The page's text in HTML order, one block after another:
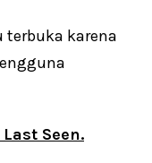
terbuka karena
Seen.